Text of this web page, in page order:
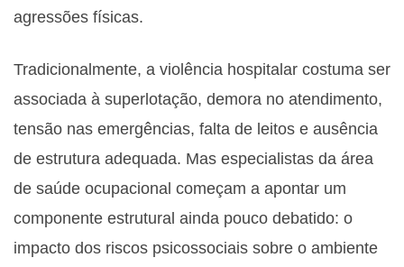
agressões físicas.
Tradicionalmente, a violência hospitalar costuma ser
associada à superlotação, demora no atendimento,
tensão nas emergências, falta de leitos e ausência
de estrutura adequada. Mas especialistas da área
de saúde ocupacional começam a apontar um
componente estrutural ainda pouco debatido: o
impacto dos riscos psicossociais sobre o ambiente